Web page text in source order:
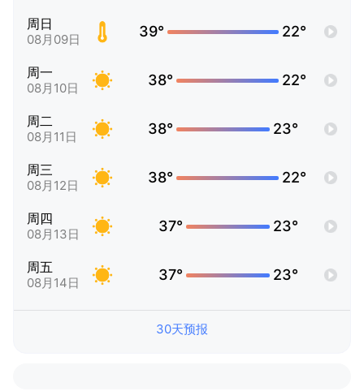
周日
08月09日 39° 22°
周一
08月10日 38° 22°
周二
08月11日 38° 23°
周三
08月12日 38° 22°
周四
08月13日 37° 23°
周五
08月14日 37° 23°
30天预报